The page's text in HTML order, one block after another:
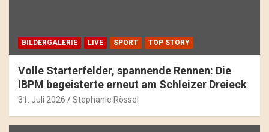
BILDERGALERIE LIVE SPORT TOP STORY
Volle Starterfelder, spannende Rennen: Die
IBPM begeisterte erneut am Schleizer Dreieck
31. Juli 2026 Stephanie Rössel